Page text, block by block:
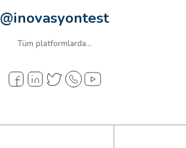
@inovasyontest
Tüm platformlarda...